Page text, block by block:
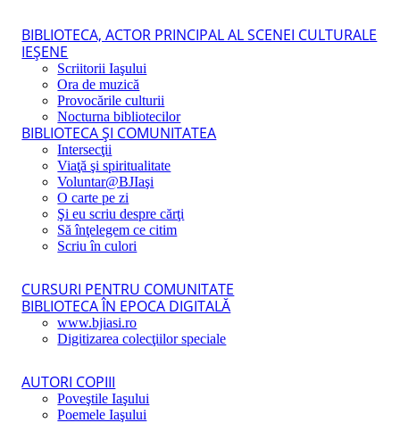
BIBLIOTECA, ACTOR PRINCIPAL AL SCENEI CULTURALE
IEŞENE
Scriitorii Iaşului
Ora de muzică
Provocările culturii
Nocturna bibliotecilor
BIBLIOTECA ŞI COMUNITATEA
Intersecţii
Viaţă şi spiritualitate
Voluntar@BJIaşi
O carte pe zi
Şi eu scriu despre cărţi
Să înţelegem ce citim
Scriu în culori
CURSURI PENTRU COMUNITATE
BIBLIOTECA ÎN EPOCA DIGITALĂ
www.bjiasi.ro
Digitizarea colecţiilor speciale
AUTORI COPIII
Poveştile Iaşului
Poemele Iaşului